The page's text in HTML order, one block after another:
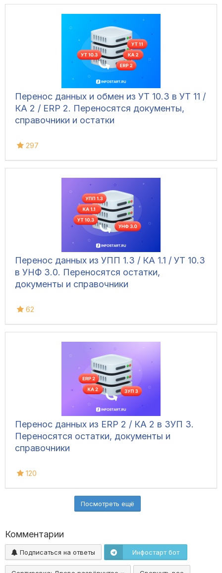
Перенос данных и обмен из УТ 10.3 в УТ 11 /
КА 2 / ERP 2. Переносятся документы,
справочники и остатки
297
Перенос данных из УПП 1.3 / КА 1.1 / УТ 10.3
в УНФ 3.0. Переносятся остатки,
документы и справочники
62
Перенос данных из ERP 2 / КА 2 в ЗУП 3.
Переносятся остатки, документы и
справочники
120
Посмотреть ещё
Комментарии
Подписаться на ответы Инфостарт бот